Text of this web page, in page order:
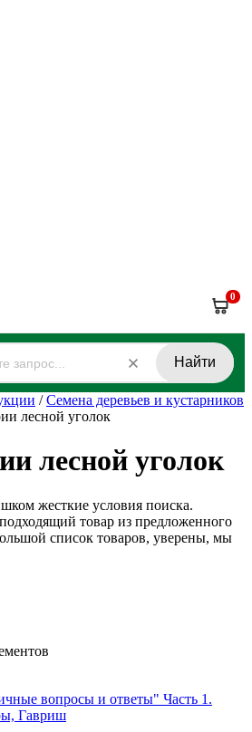
0
Найти
/Семена деревьев и кустарников
лесной уголок
лесной уголок
жесткие условия поиска.
товар из предложенного
список товаров, уверены, мы